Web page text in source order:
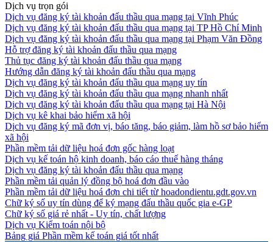
Dịch vụ trọn gói
Dịch vụ đăng ký tài khoản đấu thầu qua mạng tại Vĩnh Phúc
Dịch vụ đăng ký tài khoản đấu thầu qua mạng tại TP Hồ Chí Minh
Dịch vụ đăng ký tài khoản đấu thầu qua mạng tại Phạm Văn Đồng
Hỗ trợ đăng ký tài khoản đấu thầu qua mạng
Thủ tục đăng ký tài khoản đấu thầu qua mạng
Hướng dẫn đăng ký tài khoản đấu thầu qua mạng
Dịch vụ đăng ký tài khoản đấu thầu qua mạng uy tín
Dịch vụ đăng ký tài khoản đấu thầu qua mạng nhanh nhất
Dịch vụ đăng ký tài khoản đấu thầu qua mạng tại Hà Nội
Dịch vụ kê khai bảo hiểm xã hội
Dịch vụ đăng ký mã đơn vị, báo tăng, báo giảm, làm hồ sơ bảo hiểm
xã hội
Phần mềm tải dữ liệu hoá đơn gốc hàng loạt
Dịch vụ kế toán hộ kinh doanh, báo cáo thuế hàng tháng
Dịch vụ đăng ký tài khoản đấu thầu qua mạng
Phần mềm tải quản lý đồng bộ hoá đơn đầu vào
Phần mềm tải dữ liệu hoá đơn chi tiết từ hoadondientu.gdt.gov.vn
Chữ ký số uy tín dùng để ký mạng đấu thầu quốc gia e-GP
Chữ ký số giá rẻ nhất - Uy tín, chất lượng
Dịch vụ Kiểm toán nội bộ
Bảng giá Phần mềm kế toán giá tốt nhất